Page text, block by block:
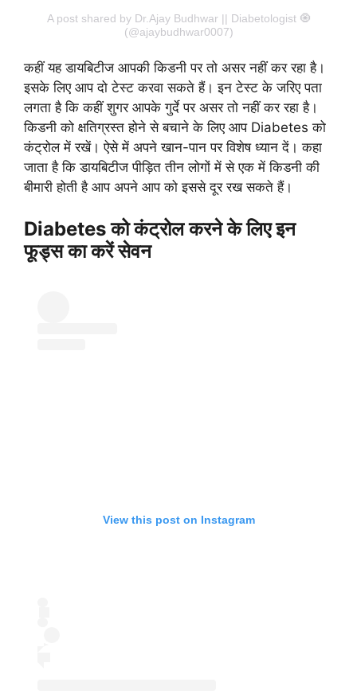
A post shared by Dr.Ajay Budhwar || Diabetologist 🧿
(@ajaybudhwar0007)
कहीं यह डायबिटीज आपकी किडनी पर तो असर नहीं कर रहा है।
इसके लिए आप दो टेस्ट करवा सकते हैं। इन टेस्ट के जरिए पता
लगता है कि कहीं शुगर आपके गुर्दे पर असर तो नहीं कर रहा है।
किडनी को क्षतिग्रस्त होने से बचाने के लिए आप Diabetes को
कंट्रोल में रखें। ऐसे में अपने खान-पान पर विशेष ध्यान दें। कहा
जाता है कि डायबिटीज पीड़ित तीन लोगों में से एक में किडनी की
बीमारी होती है आप अपने आप को इससे दूर रख सकते हैं।
Diabetes को कंट्रोल करने के लिए इन
फूड्स का करें सेवन
View this post on Instagram